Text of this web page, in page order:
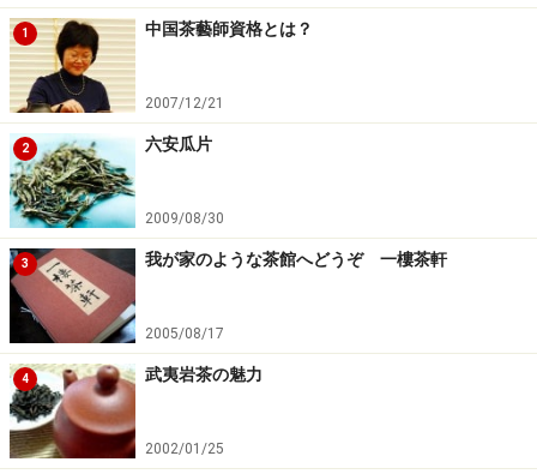
い。
※メニューや料金などのデータは、取材時または記事公開時点で
の内容です。
1 中国茶藝師資格とは？
2007/12/21
2 六安瓜片
2009/08/30
3 我が家のような茶館へどうぞ 一樓茶軒
2005/08/17
4 武夷岩茶の魅力
2002/01/25